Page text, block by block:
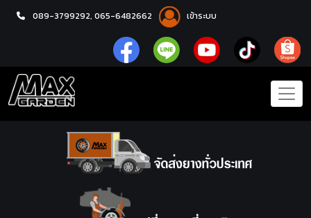
089-3799292, 065-6482662 เข้าระบบ
หน้าแรก